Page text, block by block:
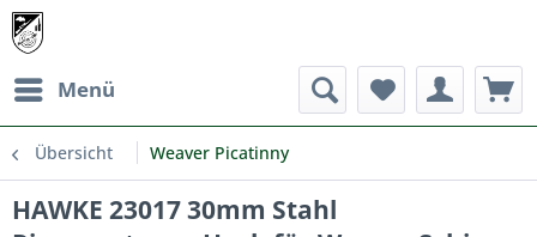
Menü
Übersicht Weaver Picatinny
HAWKE 23017 30mm Stahl